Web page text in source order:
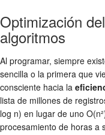
Optimización
algoritmos
Al programar, siempre
sencilla o la primera que
consciente hacia la
lista de millones de
log n) en lugar de uno
procesamiento de horas a